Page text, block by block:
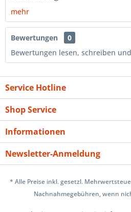
mehr
Bewertungen
0
Bewertungen lesen, schreiben
Service Hotline
Shop Service
Informationen
Newsletter-Anmeldung
* Alle Preise inkl. gesetzl.
Nachnahmegebühren, wenn